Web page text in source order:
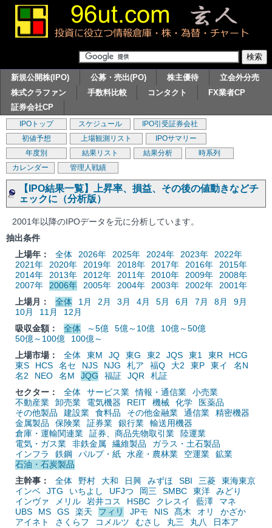
新規公開株(IPO) 公募・売出(PO) 株主優待
立会外分売
株式クラファン
手数料比較 コンタクト
FX業者CP
証券会社CP
IPOトップ スケジュール
IPO引受証券会社
初値予想
上場観測リスト
IPOサマリー
年度別
結果リスト 結果分析
時系列
カレンダー
管理人戦績
【IPO結果一覧】上昇率、損益、その後の値動きなどチ
ェックに（分析版）
2001年以降のIPOデータを元に分析しています。
抽出条件
上場年：
全体 2026年 2025年 2024年 2023年
2022年
2021年
2020年 2019年 2018年 2017年 2016年
2015年
2014年
2013年 2012年 2011年 2010年 2009年
2008年
2007年
2006年 2005年 2004年 2003年 2002年
2001年
上場月：
全体 1月 2月 3月 4月 5月 6月 7月 8月
9月
10月
11月
12月
吸収金額：
全体 ～5億 5億～10億
10億～50億
50億～100億
100億～
上場市場：
全体 東M JQ 東G 東2 JQS 東1 東R
HCG
東S
HCS 名セ NJS NJG 札ア 福Q 大2 東P 東イ
名N
名2
NEO 名M JQG 福証 JQR
札証
セクター：
全体 サービス業 情報・通信業
小売業
不動産業
卸売業 電気機器 REIT 機械 化学
医薬品
その他製品
建設業 食料品 その他金融業 通信業
精密機器
金属製品
保険業 証券業 銀行業
輸送用機器
倉庫・運輸関連業
証券、商品先物取引業
陸運業
電気・ガス業
非鉄金属 繊維製品
ガラス・土石製品
インフラ
鉄鋼 パルプ・紙 水産・農林業 空運業
鉱業
石油・石炭製品
主幹事：
全体 野村 大和 日興 みずほ SBI 三菱
東海東京
インベ
JTG いちよし UFJつ 岡三 SMBC 東洋
みどり
インヴァ
メリル 岩井コス HSBC クレスイ 藍澤
マネ
UBS
MS GS 楽天 フィリ JPモ NIS 髙木 オリ
かざか
アイネト
さくらフ コメルツ むさし 丸三 丸八
日本ア